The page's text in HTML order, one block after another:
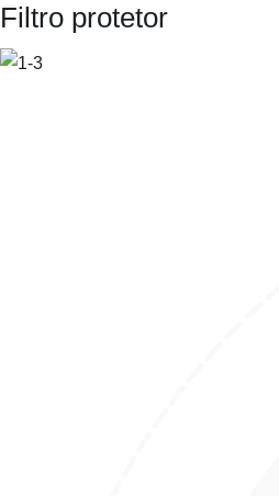
Filtro protetor